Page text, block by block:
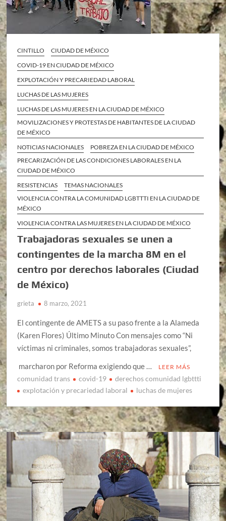
CINTILLO
CIUDAD DE MÉXICO
COVID-19 EN CIUDAD DE MÉXICO
EXPLOTACIÓN Y PRECARIEDAD LABORAL
LUCHAS DE LAS MUJERES
LUCHAS DE LAS MUJERES EN LA CIUDAD DE MÉXICO
MOVILIZACIONES Y PROTESTAS DE HABITANTES DE LA CIUDAD
DE MÉXICO
NOTICIAS NACIONALES
POBREZA EN LA CIUDAD DE MÉXICO
PRECARIZACIÓN DE LAS CONDICIONES LABORALES EN LA
CIUDAD DE MÉXICO
RESISTENCIAS
TEMAS NACIONALES
VIOLENCIA CONTRA LA COMUNIDAD LGBTTTI EN LA CIUDAD DE
MÉXICO
VIOLENCIA CONTRA LAS MUJERES EN LA CIUDAD DE MÉXICO
Trabajadoras sexuales se unen a
contingentes de la marcha 8M en el
centro por derechos laborales (Ciudad
de México)
grieta 8 marzo, 2021
El contingente de AMETS a su paso frente a la Alameda
(Karen Flores) Último Minuto Con mensajes como “Ni
víctimas ni criminales, somos trabajadoras sexuales”,
marcharon por Reforma exigiendo que …
LEER MÁS
comunidad trans covid-19
derechos comunidad lgbttti
explotación y precariedad laboral
luchas de mujeres